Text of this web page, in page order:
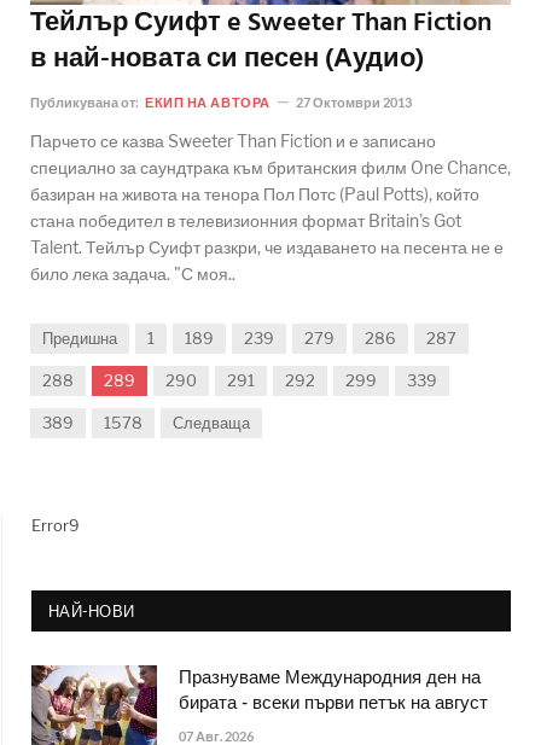
Тейлър Суифт e Sweeter Than Fiction
в най-новата си песен (Аудио)
Публикувана от: ЕКИП НА АВТОРА 27 Октомври 2013
Парчето се казва Sweeter Than Fiction и е записано
специално за саундтрака към британския филм One Chance,
базиран на живота на тенора Пол Потс (Paul Potts), който
стана победител в телевизионния формат Britain's Got
Talent. Тейлър Суифт разкри, че издаването на песента не е
било лека задача. "С моя..
Предишна 1 189 239 279 286 287
288 289 290 291 292 299 339
389 1578 Следваща
Error9
НАЙ-НОВИ
Празнуваме Международния ден на
бирата - всеки първи петък на август
07 Авг. 2026